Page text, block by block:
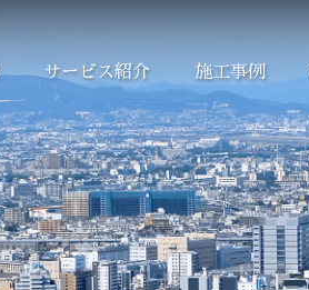
サービス紹介 施工事例